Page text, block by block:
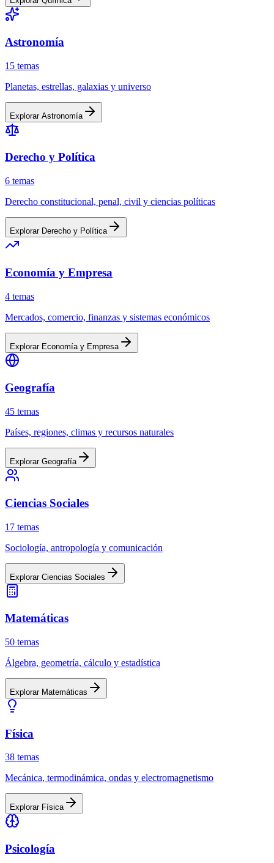
Astronomía
15 temas
Planetas, estrellas, galaxias y universo
Explorar Astronomía
Derecho y Política
6 temas
Derecho constitucional, penal, civil y ciencias políticas
Explorar Derecho y Política
Economía y Empresa
4 temas
Mercados, comercio, finanzas y sistemas económicos
Explorar Economía y Empresa
Geografía
45 temas
Países, regiones, climas y recursos naturales
Explorar Geografía
Ciencias Sociales
17 temas
Sociología, antropología y comunicación
Explorar Ciencias Sociales
Matemáticas
50 temas
Álgebra, geometría, cálculo y estadística
Explorar Matemáticas
Física
38 temas
Mecánica, termodinámica, ondas y electromagnetismo
Explorar Física
Psicología